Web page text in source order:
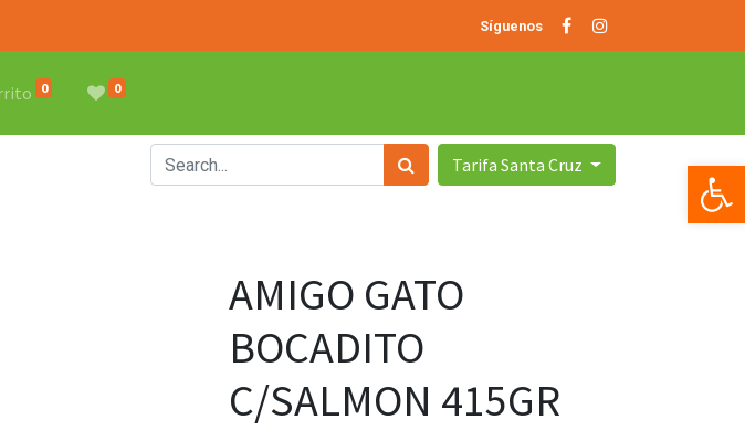
Síguenos
0 0
Tarifa Santa Cruz
AMIGO GATO
BOCADITO
C/SALMON 415GR